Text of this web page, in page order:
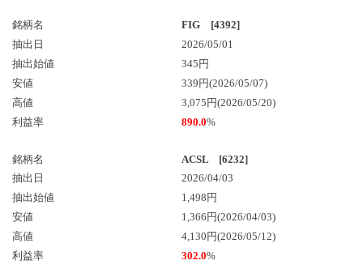
銘柄名
FIG [4392]
抽出日
2026/05/01
抽出始値
345円
安値
339円(2026/05/07)
高値
3,075円(2026/05/20)
利益率
890.0%
銘柄名
ACSL [6232]
抽出日
2026/04/03
抽出始値
1,498円
安値
1,366円(2026/04/03)
高値
4,130円(2026/05/12)
利益率
302.0%